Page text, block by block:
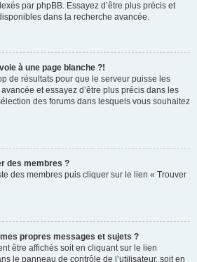
par phpBB. Essayez d’être plus précis et
dans la recherche avancée.
à une page blanche ?!
de résultats pour que le serveur puisse les
et essayez d’être plus précis dans les
des forums dans lesquels vous souhaitez
des membres ?
des membres puis cliquer sur le lien « Trouver
propres messages et sujets ?
être affichés soit en cliquant sur le lien
le panneau de contrôle de l’utilisateur, soit en